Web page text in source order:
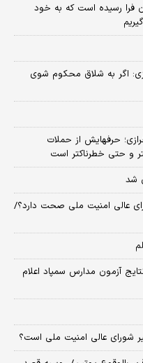
فرا رسیده است که به خود
اگر به شلاق محکوم شوی
حرفهایش از حملات
و حتی خطرناکتر است
شد
عالی امنیت ملی صحت دارد؟/
آزمون مدارس سمپاد اعلام
شورای ‌عالی امنیت ملی است؟